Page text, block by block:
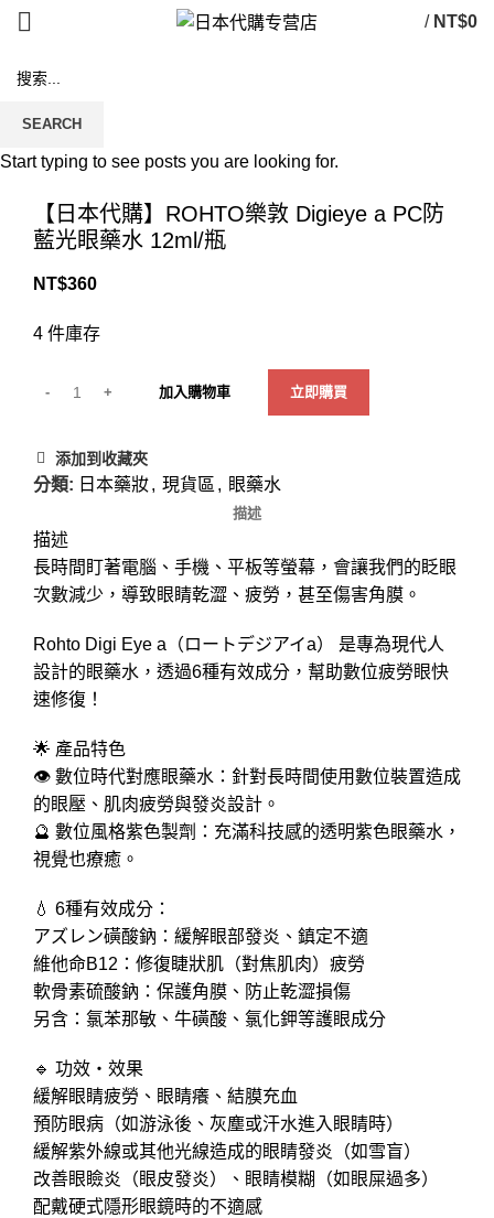
/ NT$0
【日本代購】ROHTO樂敦 Digieye a PC防
藍光眼藥水 12ml/瓶
NT$360
4 件庫存
加入購物車 立即購買
添加到收藏夾
分類: 日本藥妝, 現貨區 , 眼藥水
描述
描述
長時間盯著電腦、手機、平板等螢幕，會讓我們的眨眼
次數減少，導致眼睛乾澀、疲勞，甚至傷害角膜。
Rohto Digi Eye a（ロートデジアイa） 是專為現代人
設計的眼藥水，透過6種有效成分，幫助數位疲勞眼快
速修復！
🌟 產品特色
👁 數位時代對應眼藥水：針對長時間使用數位裝置造成
的眼壓、肌肉疲勞與發炎設計。
🔮 數位風格紫色製劑：充滿科技感的透明紫色眼藥水，
視覺也療癒。
💧 6種有效成分：
アズレン磺酸鈉：緩解眼部發炎、鎮定不適
維他命B12：修復睫狀肌（對焦肌肉）疲勞
軟骨素硫酸鈉：保護角膜、防止乾澀損傷
另含：氯苯那敏、牛磺酸、氯化鉀等護眼成分
🔹 功效・效果
緩解眼睛疲勞、眼睛癢、結膜充血
預防眼病（如游泳後、灰塵或汗水進入眼睛時）
緩解紫外線或其他光線造成的眼睛發炎（如雪盲）
改善眼瞼炎（眼皮發炎）、眼睛模糊（如眼屎過多）
配戴硬式隱形眼鏡時的不適感
SEARCH
Start typing to see posts you are looking for.